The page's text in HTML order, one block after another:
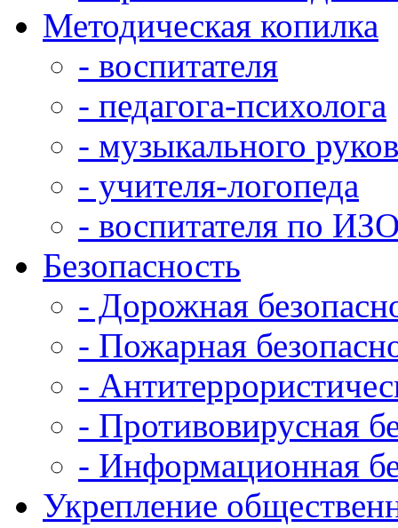
Методическая копилка
- воспитателя
- педагога-психолога
- музыкального
- учителя-логопеда
- воспитателя по
Безопасность
- Дорожная
- Пожарная
-
- Противовирусная
- Информационная
Укрепление